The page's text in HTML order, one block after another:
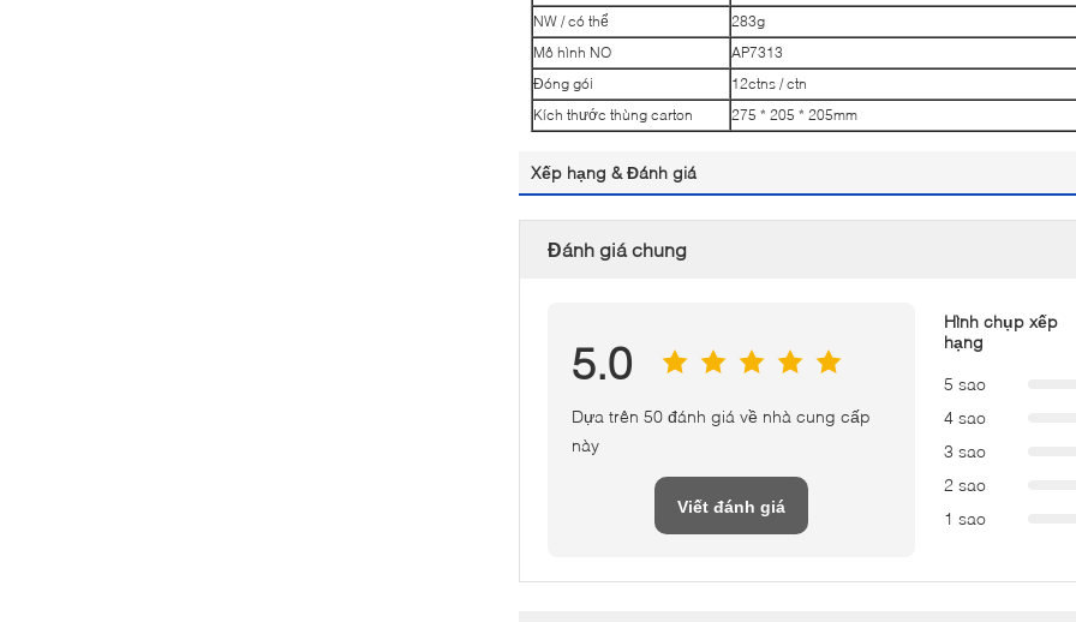
NW / có thể
283g
Mô hình NO
AP7313
Đóng gói
12ctns / ctn
Kích thước thùng carton
275 * 205 * 205mm
Xếp hạng & Đánh giá
Đánh giá chung
5.0
Dựa trên 50 đánh giá về nhà cung cấp
này
Viết đánh giá
Hình chụp xếp
hạng
5 sao
4 sao
3 sao
2 sao
1 sao